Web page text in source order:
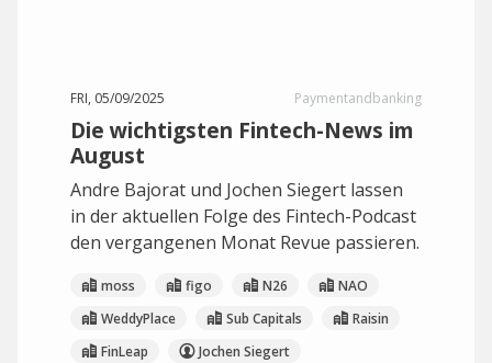
FRI, 05/09/2025 Paymentandbanking
Die wichtigsten Fintech-News im
August
Andre Bajorat und Jochen Siegert lassen
in der aktuellen Folge des Fintech-Podcast
den vergangenen Monat Revue passieren.
moss figo N26
NAO
WeddyPlace
Sub Capitals
Raisin
FinLeap
Jochen Siegert